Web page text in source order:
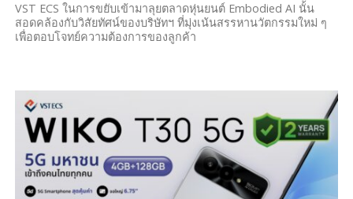
VST ECS ในการขยับเข้ามาลุยตลาดหุ่นยนต์ Embodied AI นั้น
สอดคล้องกับวิสัยทัศน์ของบริษัทฯ ที่มุ่งเน้นสรรหานวัตกรรมใหม่ ๆ
เพื่อตอบโจทย์ความต้องการของลูกค้า